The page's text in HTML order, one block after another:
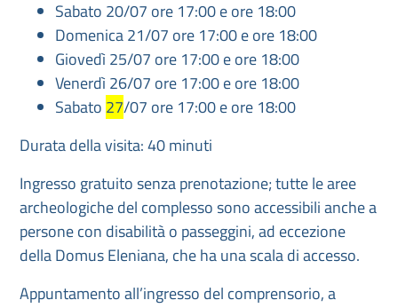
Sabato 20/07 ore 17:00 e ore 18:00
Domenica 21/07 ore 17:00 e ore 18:00
Giovedì 25/07 ore 17:00 e ore 18:00
Venerdì 26/07 ore 17:00 e ore 18:00
Sabato 27/07 ore 17:00 e ore 18:00
Durata della visita: 40 minuti
Ingresso gratuito senza prenotazione; tutte le aree
archeologiche del complesso sono accessibili anche a
persone con disabilità o passeggini, ad eccezione
della Domus Eleniana, che ha una scala di accesso.
Appuntamento all’ingresso del comprensorio, a